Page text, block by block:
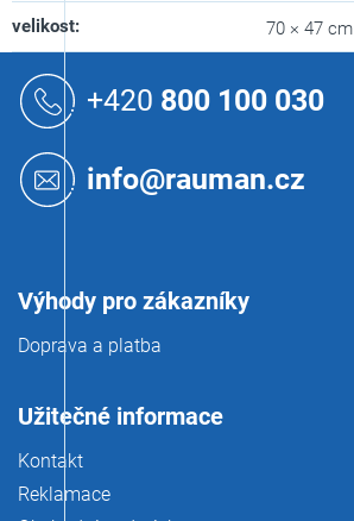
velikost: 70 × 47 cm
+420 800 100 030
info@rauman.cz
Výhody pro zákazníky
Doprava a platba
Užitečné informace
Kontakt
Reklamace